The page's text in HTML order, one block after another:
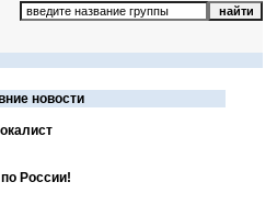
новости
России!